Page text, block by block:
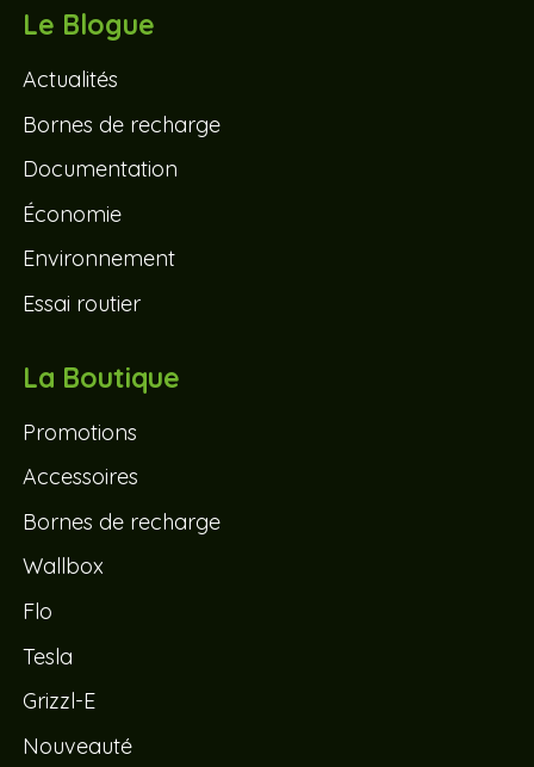
Le Blogue
Actualités
Bornes de recharge
Documentation
Économie
Environnement
Essai routier
La Boutique
Promotions
Accessoires
Bornes de recharge
Wallbox
Flo
Tesla
Grizzl-E
Nouveauté